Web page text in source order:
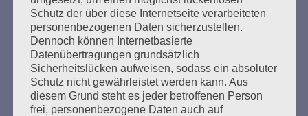
Welt ist möglich!
Esther Bejarano - 6. September 2019
SUCHEN
Schutz der über diese Internetseite verarbeiteten
personenbezogenen Daten sicherzustellen.
Dennoch können Internetbasierte
Datenübertragungen grundsätzlich
Sicherheitslücken aufweisen, sodass ein absoluter
Schutz nicht gewährleistet werden kann. Aus
diesem Grund steht es jeder betroffenen Person
frei, personenbezogene Daten auch auf